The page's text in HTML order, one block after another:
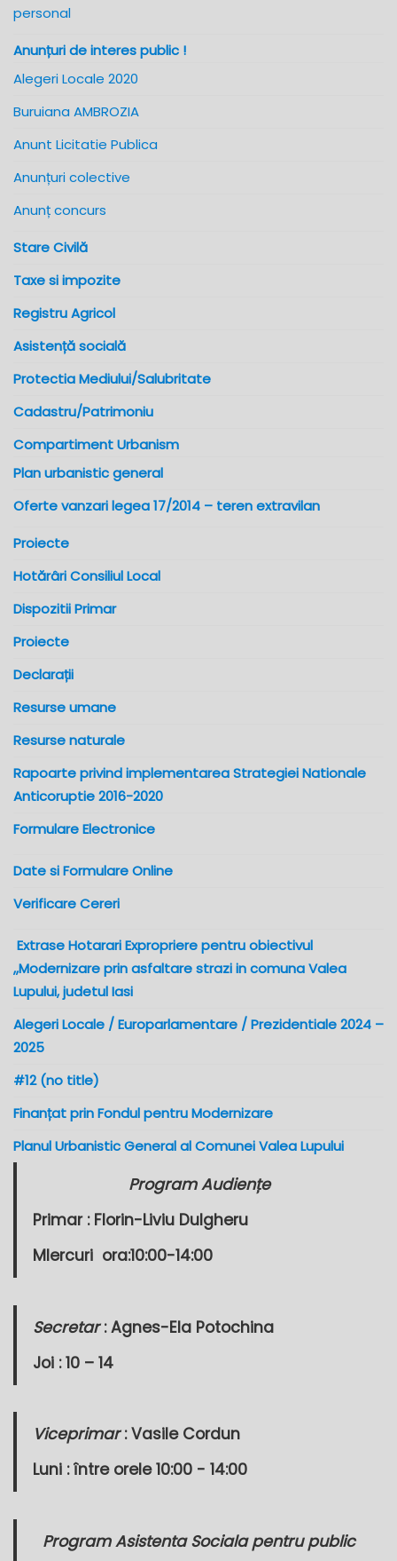
personal
Anunțuri de interes public !
Alegeri Locale 2020
Buruiana AMBROZIA
Anunt Licitatie Publica
Anunțuri colective
Anunț concurs
Stare Civilă
Taxe si impozite
Registru Agricol
Asistență socială
Protectia Mediului/Salubritate
Cadastru/Patrimoniu
Compartiment Urbanism
Plan urbanistic general
Oferte vanzari legea 17/2014 – teren extravilan
Proiecte
Hotărâri Consiliul Local
Dispozitii Primar
Proiecte
Declarații
Resurse umane
Resurse naturale
Rapoarte privind implementarea Strategiei Nationale
Anticoruptie 2016-2020
Formulare Electronice
Date si Formulare Online
Verificare Cereri
Extrase Hotarari Expropriere pentru obiectivul
,,Modernizare prin asfaltare strazi in comuna Valea
Lupului, judetul Iasi
Alegeri Locale / Europarlamentare / Prezidentiale 2024 –
2025
#12 (no title)
Finanțat prin Fondul pentru Modernizare
Planul Urbanistic General al Comunei Valea Lupului
Program Audiențe
Primar :Florin-Liviu Dulgheru
MIercuri ora:10:00-14:00
Secretar: Agnes-Ela Potochina
Joi : 10 – 14
Viceprimar: Vasile Cordun
Luni : între orele 10:00 - 14:00
Program Asistenta Sociala pentru public